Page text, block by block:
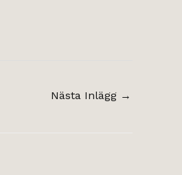
Nästa Inlägg →